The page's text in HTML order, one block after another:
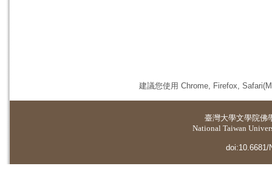
建議您使用 Chrome, Firefox,
臺灣大學文學院佛
National Taiwan
doi:10.6681/